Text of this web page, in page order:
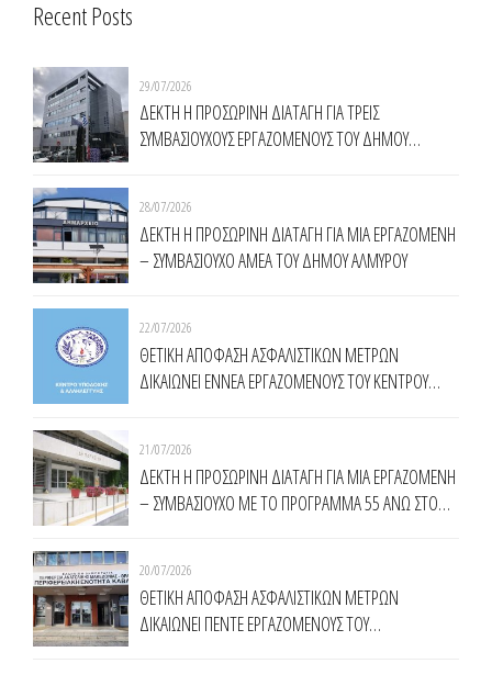
Recent Posts
29/07/2026
ΔΕΚΤΗ Η ΠΡΟΣΩΡΙΝΗ ΔΙΑΤΑΓΗ ΓΙΑ ΤΡΕΙΣ
ΣΥΜΒΑΣΙΟΥΧΟΥΣ ΕΡΓΑΖΟΜΕΝΟΥΣ ΤΟΥ ΔΗΜΟΥ
28/07/2026
ΔΕΚΤΗ Η ΠΡΟΣΩΡΙΝΗ ΔΙΑΤΑΓΗ ΓΙΑ ΜΙΑ ΕΡΓΑΖΟΜΕΝΗ
– ΣΥΜΒΑΣΙΟΥΧΟ ΑΜΕΑ ΤΟΥ ΔΗΜΟΥ ΑΛΜΥΡΟΥ
22/07/2026
ΘΕΤΙΚΗ ΑΠΟΦΑΣΗ ΑΣΦΑΛΙΣΤΙΚΩΝ ΜΕΤΡΩΝ
ΔΙΚΑΙΩΝΕΙ ΕΝNΕΑ ΕΡΓΑΖΟΜΕΝΟΥΣ ΤΟΥ ΚΕΝΤΡΟΥ
21/07/2026
ΔΕΚΤΗ Η ΠΡΟΣΩΡΙΝΗ ΔΙΑΤΑΓΗ ΓΙΑ ΜΙΑ ΕΡΓΑΖΟΜΕΝΗ
– ΣΥΜΒΑΣΙΟΥΧΟ ΜΕ ΤΟ ΠΡΟΓΡΑΜΜΑ 55 ΑΝΩ ΣΤΟ
20/07/2026
ΘΕΤΙΚΗ ΑΠΟΦΑΣΗ ΑΣΦΑΛΙΣΤΙΚΩΝ ΜΕΤΡΩΝ
ΔΙΚΑΙΩΝΕΙ ΠΕΝΤΕ ΕΡΓΑΖΟΜΕΝΟΥΣ ΤΟΥ